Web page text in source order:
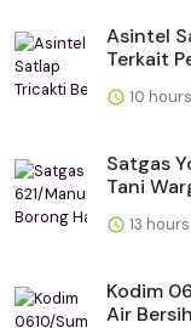
Asintel
Terkait
10
Satgas
Tani
13
Kodim
Air